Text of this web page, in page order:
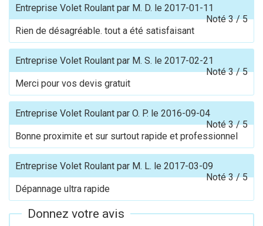
Entreprise Volet Roulant par M. D. le 2017-01-11
Noté3/5
Rien de désagréable. tout a été satisfaisant
Entreprise Volet Roulant par M. S. le 2017-02-21
Noté3/5
Merci pour vos devis gratuit
Entreprise Volet Roulant par O. P. le 2016-09-04
Noté3/5
Bonne proximite et sur surtout rapide et professionnel
Entreprise Volet Roulant par M. L. le 2017-03-09
Noté3/5
Dépannage ultra rapide
Donnez votre avis